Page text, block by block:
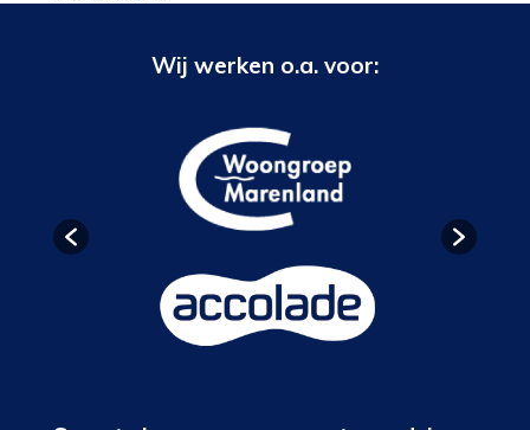
Wij werken o.a. voor: